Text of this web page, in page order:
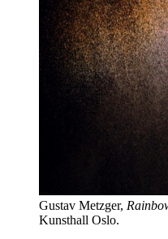
Gustav Metzger,
Kunsthall Oslo.